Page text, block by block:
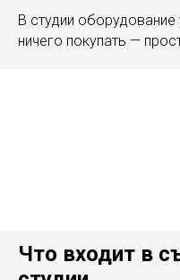
В студии
ничего покупать —
Что входит в